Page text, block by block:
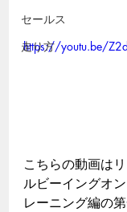
セールス
走り方
https://youtu.be/
こちらの動画は
ルビーイングオ
レーニング編の